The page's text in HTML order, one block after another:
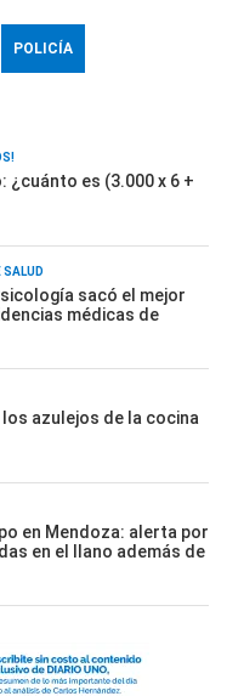
POLICÍA
¿cuánto es (3.000 x 6 +
SALUD
sacó el mejor
médicas de
azulejos de la cocina
en Mendoza: alerta por
en el llano además de